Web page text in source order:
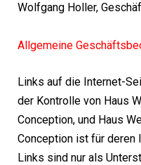
Wolfgang Holler,
Allgemeine
Links auf die Internet-
der Kontrolle von Haus
Conception, und Haus
Conception ist für deren
Links sind nur als